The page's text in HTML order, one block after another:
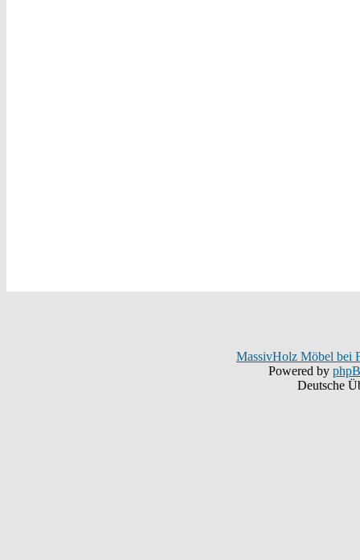
MassivHolz Möbel bei
Powered by
Deutsche